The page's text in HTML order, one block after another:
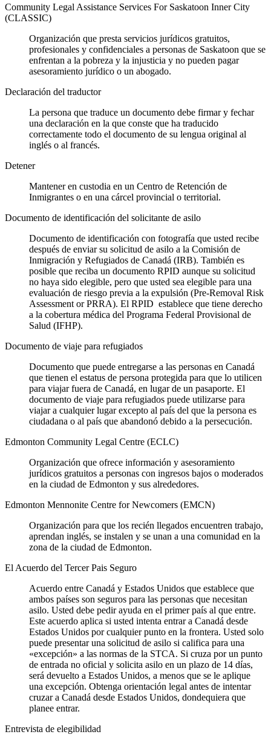
Community Legal Assistance Services For Saskatoon Inner City
(CLASSIC)
Organización que presta servicios jurídicos gratuitos,
profesionales y confidenciales a personas de Saskatoon que se
enfrentan a la pobreza y la injusticia y no pueden pagar
asesoramiento jurídico o un abogado.
Declaración del traductor
La persona que traduce un documento debe firmar y fechar
una declaración en la que conste que ha traducido
correctamente todo el documento de su lengua original al
inglés o al francés.
Detener
Mantener en custodia en un Centro de Retención de
Inmigrantes o en una cárcel provincial o territorial.
Documento de identificación del solicitante de asilo
Documento de identificación con fotografía que usted recibe
después de enviar su solicitud de asilo a la Comisión de
Inmigración y Refugiados de Canadá (IRB). También es
posible que reciba un documento RPID aunque su solicitud
no haya sido elegible, pero que usted sea elegible para una
evaluación de riesgo previa a la expulsión (Pre-Removal Risk
Assessment or PRRA). El RPID establece que tiene derecho
a la cobertura médica del Programa Federal Provisional de
Salud (IFHP).
Documento de viaje para refugiados
Documento que puede entregarse a las personas en Canadá
que tienen el estatus de persona protegida para que lo utilicen
para viajar fuera de Canadá, en lugar de un pasaporte. El
documento de viaje para refugiados puede utilizarse para
viajar a cualquier lugar excepto al país del que la persona es
ciudadana o al país que abandonó debido a la persecución.
Edmonton Community Legal Centre (ECLC)
Organización que ofrece información y asesoramiento
jurídicos gratuitos a personas con ingresos bajos o moderados
en la ciudad de Edmonton y sus alrededores.
Edmonton Mennonite Centre for Newcomers (EMCN)
Organización para que los recién llegados encuentren trabajo,
aprendan inglés, se instalen y se unan a una comunidad en la
zona de la ciudad de Edmonton.
El Acuerdo del Tercer Pais Seguro
Acuerdo entre Canadá y Estados Unidos que establece que
ambos países son seguros para las personas que necesitan
asilo. Usted debe pedir ayuda en el primer país al que entre.
Este acuerdo aplica si usted intenta entrar a Canadá desde
Estados Unidos por cualquier punto en la frontera. Usted solo
puede presentar una solicitud de asilo si califica para una
«excepción» a las normas de la STCA. Si cruza por un punto
de entrada no oficial y solicita asilo en un plazo de 14 días,
será devuelto a Estados Unidos, a menos que se le aplique
una excepción. Obtenga orientación legal antes de intentar
cruzar a Canadá desde Estados Unidos, dondequiera que
planee entrar.
Entrevista de elegibilidad